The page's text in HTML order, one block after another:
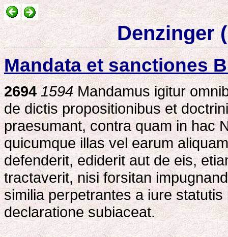
Denzinger
Mandata et sanctiones
2694 1594Mandamus igitur
de dictis propositionibus et
praesumant, contra quam in hac
quicumque illas vel earum
defenderit, ediderit aut de eis,
tractaverit, nisi forsitan
similia perpetrantes a iure
declaratione subiaceat.